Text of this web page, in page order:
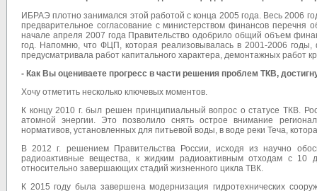
ИБРАЭ плотно занимался этой работой с конца 2005 года. Весь 2006
предварительное согласование с министерством финансов
начале апреля 2007 года Правительство одобрило общий объем
год. Напомню, что ФЦП, которая реализовывалась в 2001-2006 годы,
предусматривала работ капитального характера, демонтажных работ
- Как Вы оцениваете прогресс в части решения проблем ТКВ,
Хочу отметить несколько ключевых моментов.
К концу 2010 г. был решен принципиальный вопрос о статусе ТКВ.
атомной энергии. Это позволило снять острое внимание
нормативов, установленных для питьевой воды, в воде реки Теча,
В 2012 г. решением Правительства России, исходя из научно
радиоактивные вещества, к жидким радиоактивным отходам с 10
относительно завершающих стадий жизненного цикла ТВК.
К 2015 году была завершена модернизация гидротехнических